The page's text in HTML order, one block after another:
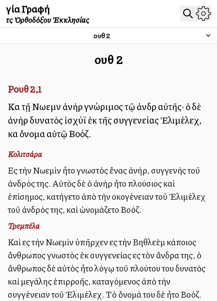
Ἁγία Γραφή
τῆς Ὀρθοδόξου Ἐκκλησίας
Ῥουθ2
Ῥουθ2
Ρουθ 2,1
Καὶ τῇ Νωεμὶν ἀνὴρ γνώριμος τῷ ἀνδρὶ αὐτῆς· ὁ δὲ
ἀνὴρ δυνατὸς ἰσχύϊ ἐκ τῆς συγγενείας Ἐλιμέλεχ,
καὶ ὄνομα αὐτῷ Βοόζ.
Κολιτσάρα
Εἰς τὴν Νωεμὶν ἦτο γνωστὸς ἔνας ἀνήρ, συγγενὴς τοῦ
ἀνδρός της. Αὐτὸς δὲ ὁ ἀνὴρ ἦτο πλούσιος καὶ
ἐπίσημος, κατήγετο ἀπὸ τὴν οἰκογένειαν τοῦ Ἐλιμέλεχ
τοῦ ἀνδρός της, καὶ ὠνομάζετο Βοόζ.
Τρεμπέλα
Καὶ εἰς τὴν Νωεμὶν ὑπῆρχεν εἰς τὴν Βηθλεὲμ κάποιος
ἄνθρωπος γνωστὸς ἐκ συγγενείας εἰς τὸν ἄνδρα της, ὁ
ἄνθρωπος δὲ αὐτὸς ἦτο λόγῳ τοῦ πλούτου του δυνατὸς
καὶ μεγάλης ἐπιρροῆς, καταγόμενος ἀπὸ τὴν
συγγένειαν τοῦ Ἐλιμέλεχ. Τὸ ὄνομά του δὲ ἦτο Βοόζ.